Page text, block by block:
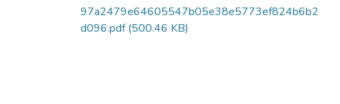
97a2479e64605547b05e38e5773ef824b6b2
d096.pdf(500.46 KB)